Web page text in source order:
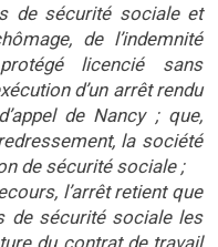
de sécurité sociale et
de l’indemnité
licencié sans
d’un arrêt rendu
de Nancy ; que,
la société
de sécurité sociale ;
l’arrêt retient que
de sécurité sociale les
du contrat de travail